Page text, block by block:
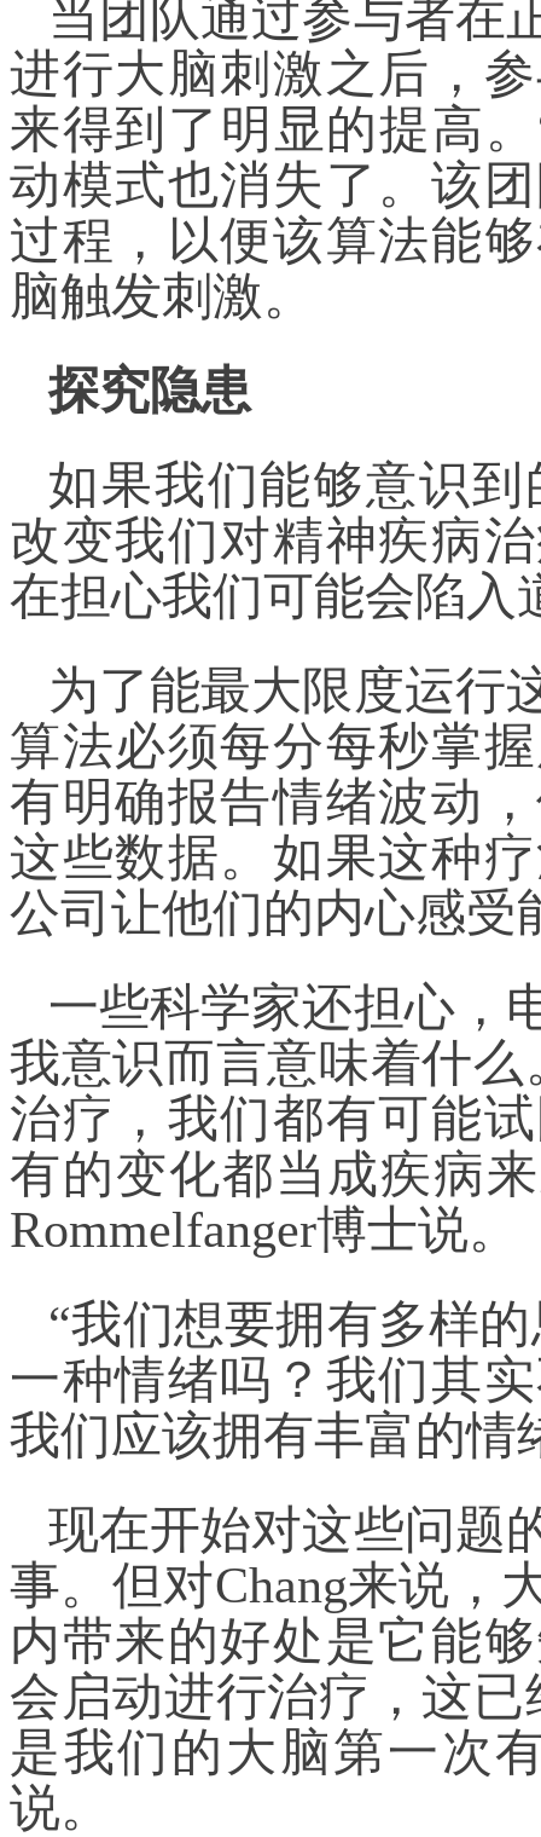
当团队通过参与者在
进行大脑刺激之后，
来得到了明显的提高
动模式也消失了。该
过程，以便该算法能
脑触发刺激。
探究隐患
如果我们能够意识到
改变我们对精神疾病
在担心我们可能会陷入
为了能最大限度运行
算法必须每分每秒掌
有明确报告情绪波动
这些数据。如果这种
公司让他们的内心感受
一些科学家还担心，
我意识而言意味着什
治疗，我们都有可能
有的变化都当成疾病
Rommelfanger博士说。
“我们想要拥有多样
一种情绪吗？我们其
我们应该拥有丰富的情
现在开始对这些问题
事。但对Chang来说，
内带来的好处是它能
会启动进行治疗，这
是我们的大脑第一次
说。